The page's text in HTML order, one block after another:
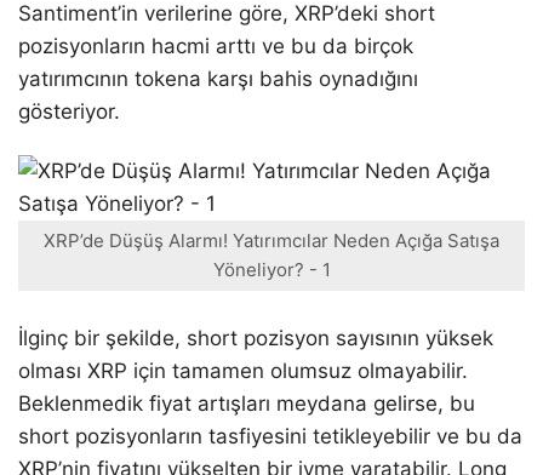
Santiment’in verilerine göre, XRP’deki short
pozisyonların hacmi arttı ve bu da birçok
yatırımcının tokena karşı bahis oynadığını
gösteriyor.
XRP’de Düşüş Alarmı! Yatırımcılar Neden Açığa Satışa
Yöneliyor? - 1
İlginç bir şekilde, short pozisyon sayısının yüksek
olması XRP için tamamen olumsuz olmayabilir.
Beklenmedik fiyat artışları meydana gelirse, bu
short pozisyonların tasfiyesini tetikleyebilir ve bu da
XRP’nin fiyatını yükselten bir ivme yaratabilir. Long